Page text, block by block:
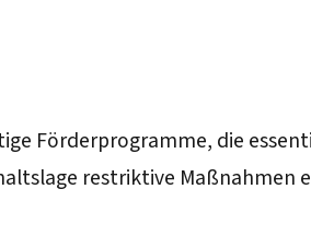
Förderprogramme, die
restriktive Maßnahmen